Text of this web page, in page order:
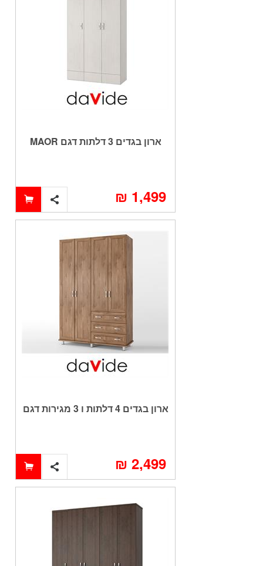
ארון בגדים 3 דלתות דגם MAOR
1,499 ₪
ארון בגדים 4 דלתות ו 3 מגירות דגם
2,499 ₪